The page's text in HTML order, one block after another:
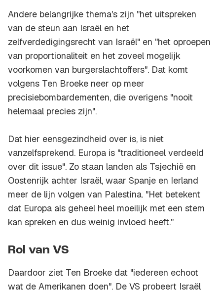
Andere belangrijke thema's zijn "het uitspreken
van de steun aan Israël en het
zelfverdedigingsrecht van Israël" en "het oproepen
van proportionaliteit en het zoveel mogelijk
voorkomen van burgerslachtoffers". Dat komt
volgens Ten Broeke neer op meer
precisiebombardementen, die overigens "nooit
helemaal precies zijn".
Dat hier eensgezindheid over is, is niet
vanzelfsprekend. Europa is "traditioneel verdeeld
over dit issue". Zo staan landen als Tsjechië en
Oostenrijk achter Israël, waar Spanje en Ierland
meer de lijn volgen van Palestina. "Het betekent
dat Europa als geheel heel moeilijk met een stem
kan spreken en dus weinig invloed heeft."
Rol van VS
Daardoor ziet Ten Broeke dat "iedereen echoot
wat de Amerikanen doen". De VS probeert Israël